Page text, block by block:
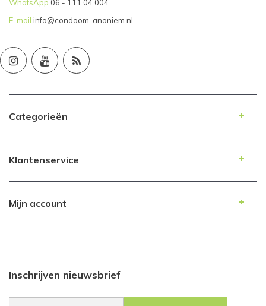
WhatsApp 06 - 111 04 004
E-mail info@condoom-anoniem.nl
Categorieën
Klantenservice
Mijn account
Inschrijven nieuwsbrief